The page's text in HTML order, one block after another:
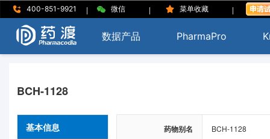
400-851-9921 | 微信 | 菜单收藏 |
数据产品 PharmaPro
BCH-1128
基本信息 药物别名 BCH-1128